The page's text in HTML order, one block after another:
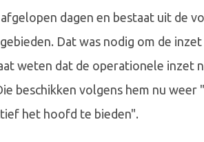
dagen en bestaat uit de
Dat was nodig om de
weten dat de operationele inzet
beschikken volgens hem nu
het hoofd te bieden".